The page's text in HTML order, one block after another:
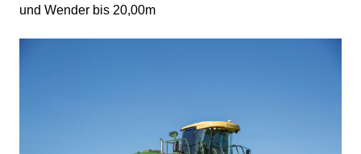
und Wender bis 20,00m